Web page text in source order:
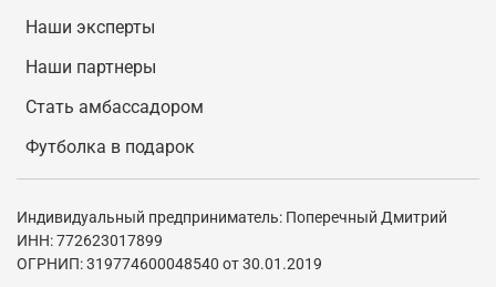
Наши эксперты
Наши партнеры
Стать амбассадором
Футболка в подарок
Индивидуальный предприниматель: Поперечный Дмитрий
ИНН: 772623017899
ОГРНИП: 319774600048540 от 30.01.2019